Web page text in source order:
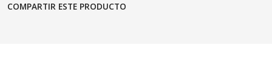
COMPARTIR ESTE PRODUCTO